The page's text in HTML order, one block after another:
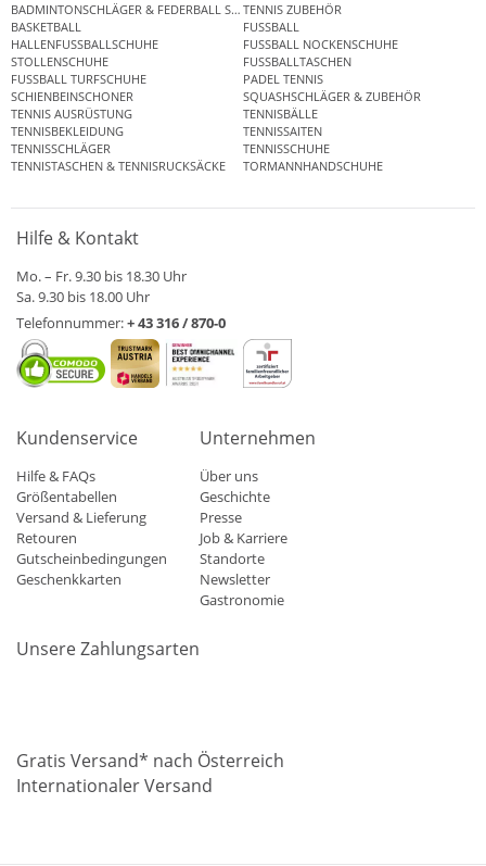
BADMINTONSCHLÄGER & FEDERBALL SETSTENNIS ZUBEHÖR
BASKETBALL
FUSSBALL
HALLENFUSSBALLSCHUHE
FUSSBALL NOCKENSCHUHE
STOLLENSCHUHE
FUSSBALLTASCHEN
FUSSBALL TURFSCHUHE
PADEL TENNIS
SCHIENBEINSCHONER
SQUASHSCHLÄGER & ZUBEHÖR
TENNIS AUSRÜSTUNG
TENNISBÄLLE
TENNISBEKLEIDUNG
TENNISSAITEN
TENNISSCHLÄGER
TENNISSCHUHE
TENNISTASCHEN & TENNISRUCKSÄCKE
TORMANNHANDSCHUHE
Hilfe & Kontakt
Mo. – Fr. 9.30 bis 18.30 Uhr
Sa. 9.30 bis 18.00 Uhr
Telefonnummer:+ 43 316 / 870-0
Kundenservice
Hilfe & FAQs
Größentabellen
Versand & Lieferung
Retouren
Gutscheinbedingungen
Geschenkkarten
Unternehmen
Über uns
Geschichte
Presse
Job & Karriere
Standorte
Newsletter
Gastronomie
Unsere Zahlungsarten
Gratis Versand* nach Österreich
Internationaler Versand